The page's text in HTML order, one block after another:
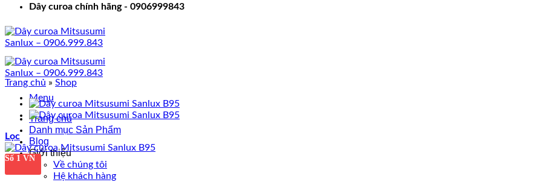
Dây curoa chính hãng - 0906999843
Menu
Trang chủ
Danh mục Sản Phẩm
Blog
Giới thiệu
Về chúng tôi
Hệ khách hàng
Trang chủ » Shop
Lọc
Số 1 VN